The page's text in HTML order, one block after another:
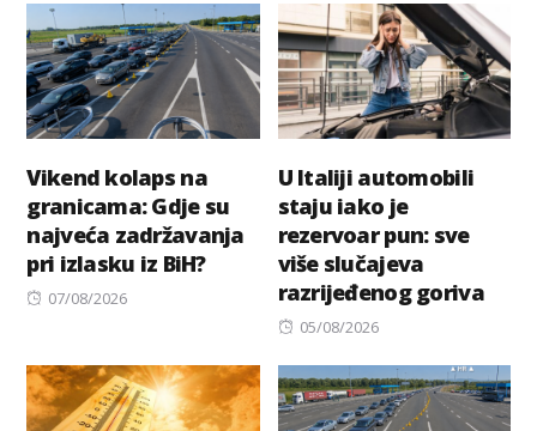
Vikend kolaps na
granicama: Gdje su
najveća zadržavanja
pri izlasku iz BiH?
Posted
07/08/2026
U Italiji automobili
staju iako je
rezervoar pun: sve
više slučajeva
razrijeđenog goriva
Posted
05/08/2026